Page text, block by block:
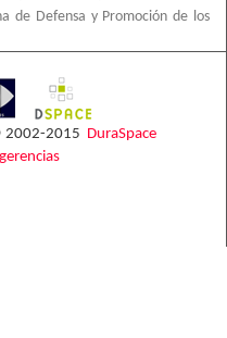
de Defensa y Promoción de los
2002-2015 DuraSpace